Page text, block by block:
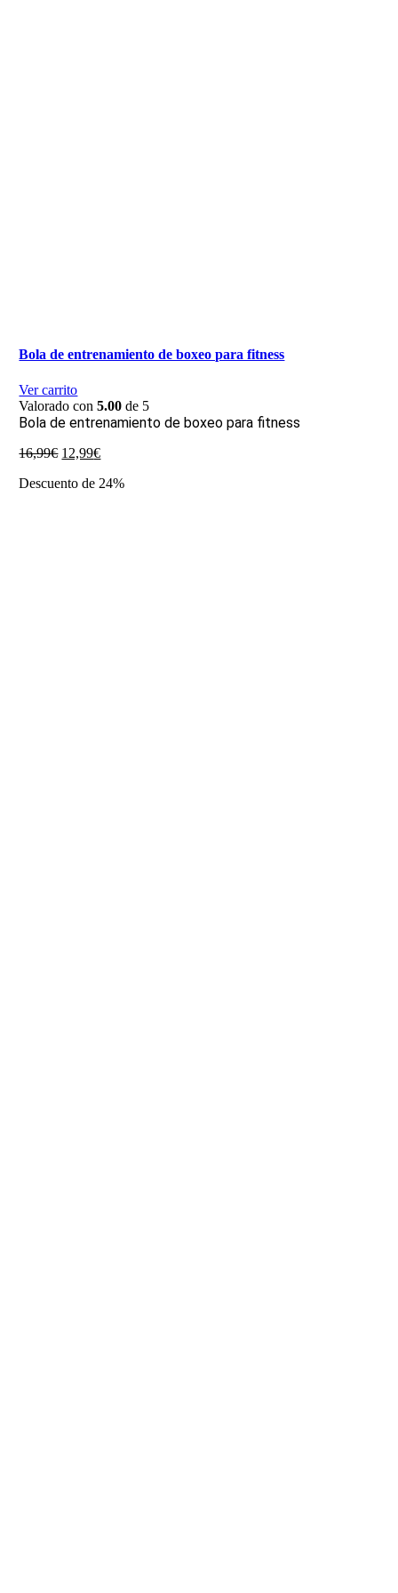
Bola de entrenamiento de boxeo para fitness
Ver carrito
Valorado con5.00 de 5
Bola de entrenamiento de boxeo para fitness
16,99€ El
original
12,99€El
actual
Descuento de 24%